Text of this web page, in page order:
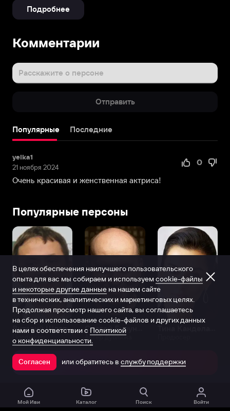
Подробнее
Комментарии
Расскажите о персоне
Отправить
Популярные Последние
yelka1
21 ноября 2024
0
Очень красивая и женственная актриса!
Популярные персоны
Виталий Шляппо
Продюсер Актёр дубляжа
Открыть в приложении
Мой Иви Каталог Поиск Войти
В целях обеспечения наилучшего пользовательского
опыта для вас мы собираем и используем cookie-файлы
и некоторые другие данные на нашем сайте
в технических, аналитических и маркетинговых целях.
Продолжая просмотр нашего сайта, вы соглашаетесь
на сбор и использование cookie-файлов и других данных
нами в соответствии с Политикой
о конфиденциальности.
Согласен или обратитесь в службу поддержки